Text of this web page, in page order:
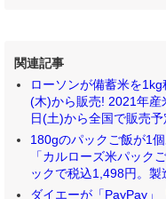
関連記事
ローソンが備蓄米を
(木)から販売! 2021年産
日(土)から全国で販売
180gのパックご飯が1
「カルローズ米パック
ックで税込1,498円。
ダイエーが「PayPay」